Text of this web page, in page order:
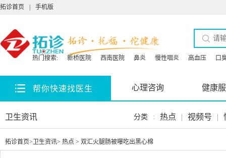
拓诊首页 手机版
热门搜索: 新桥医院 西南医院 鼻炎 慢性咽炎 高血压 口
帮你快速找医生 心理咨询 健康
卫生资讯 分类 : 热点 | 视频号 |
拓诊首页> 卫生资讯> 热点 > 双汇火腿肠被曝吃出黑心棉